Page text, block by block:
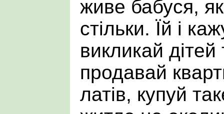
живе бабуся,
стільки. Їй і
викликай дітей
продавай
латів, купуй